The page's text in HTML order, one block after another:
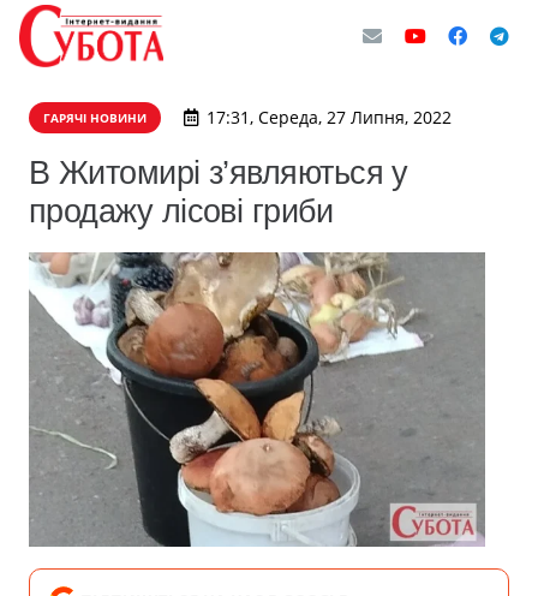
ГАРЯЧІ НОВИНИ 17:31, Середа, 27 Липня, 2022
В Житомирі з’являються у
продажу лісові гриби